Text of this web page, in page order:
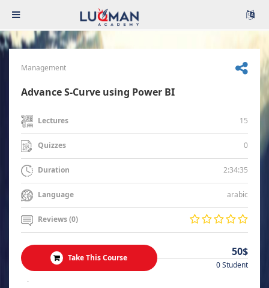
Management
Advance S-Curve using Power BI
Lectures 15
Quizzes 0
Duration 2:34:35
Language arabic
Reviews (0)
Take This Course 50$
0 Student
.